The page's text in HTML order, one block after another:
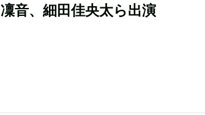
凜音、細田佳央太ら出演